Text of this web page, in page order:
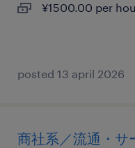
¥1500.00 per
posted 13 april 2026
商社系／流通・サ